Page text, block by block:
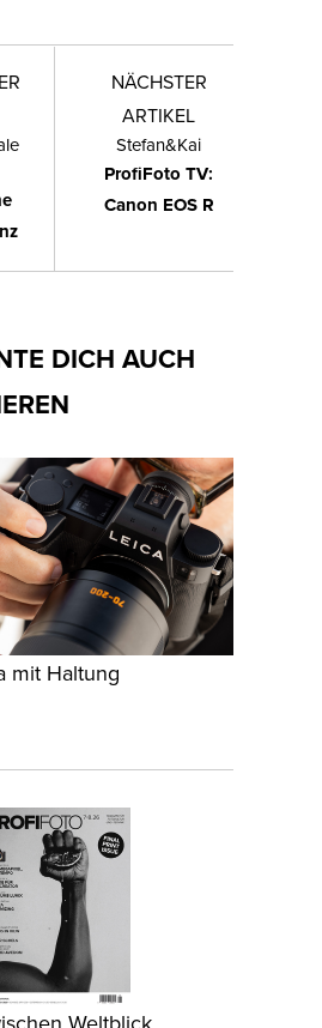
NÄCHSTER
ARTIKEL
Stefan&Kai
ProfiFoto TV:
Canon EOS R
DICH AUCH
mit Haltung